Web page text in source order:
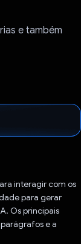
e também
interagir com os
para gerar
Os principais
e a